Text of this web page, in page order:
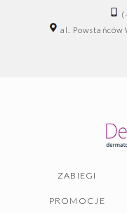
al.
ZABIEGI
PROMOCJE